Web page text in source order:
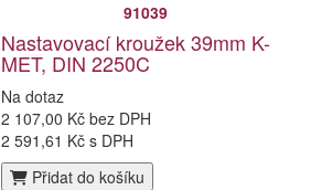
91039
Nastavovací kroužek 39mm K-
MET, DIN 2250C
Na dotaz
2 107,00 Kč bez DPH
2 591,61 Kč s DPH
Přidat do košíku